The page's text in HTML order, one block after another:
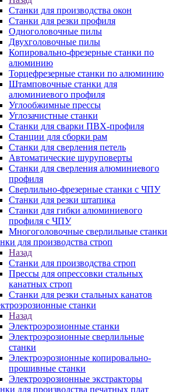
Станки для производства окон
Станки для резки профиля
Одноголовочные пилы
Двухголовочные пилы
Копировально-фрезерные станки по
алюминию
Торцефрезерные станки по алюминию
Штамповочные станки для
алюминиевого профиля
Углообжимные прессы
Углозачистные станки
Станки для сварки ПВХ-профиля
Станции для сборки рам
Станки для сверления петель
Автоматические шуруповерты
Станки для сверления алюминиевого
профиля
Сверлильно-фрезерные станки с ЧПУ
Станки для резки штапика
Станки для гибки алюминиевого
профиля с ЧПУ
Многоголовочные сверлильные станки
для производства строп
Назад
Станки для производства строп
Прессы для опрессовки стальных
канатных строп
Станки для резки стальных канатов
станки
Назад
Электроэрозионные станки
Электроэрозионные сверлильные
станки
Электроэрозионные копировально-
прошивные станки
Электроэрозионные экстракторы
для производства печатных плат